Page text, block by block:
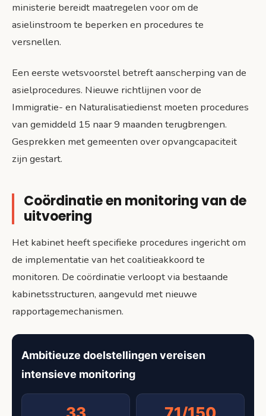
ministerie bereidt maatregelen voor om de
asielinstroom te beperken en procedures te
versnellen.
Een eerste wetsvoorstel betreft aanscherping van de
asielprocedures. Nieuwe richtlijnen voor de
Immigratie- en Naturalisatiedienst moeten procedures
van gemiddeld 15 naar 9 maanden terugbrengen.
Gesprekken met gemeenten over opvangcapaciteit
zijn gestart.
Coördinatie en monitoring van de
uitvoering
Het kabinet heeft specifieke procedures ingericht om
de implementatie van het coalitieakkoord te
monitoren. De coördinatie verloopt via bestaande
kabinetsstructuren, aangevuld met nieuwe
rapportagemechanismen.
Ambitieuze doelstellingen vereisen
intensieve monitoring